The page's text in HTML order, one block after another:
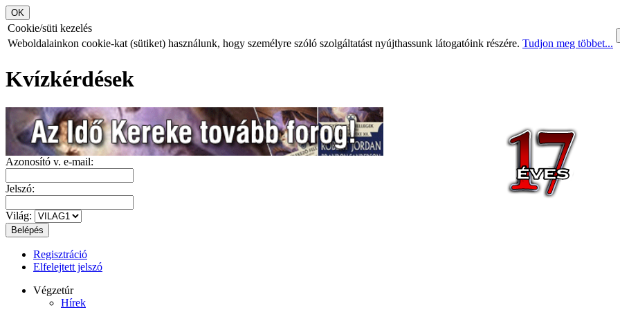
Cookie/süti kezelés
Weboldalainkon cookie-kat (sütiket) használunk, hogy személyre szóló szolgáltatást nyújthassunk látogatóink részére. Tudjon meg többet...
Kvízkérdések
Azonosító v. e-mail:
Jelszó:
Világ:
Regisztráció
Elfelejtett jelszó
Végzetúr
Hírek